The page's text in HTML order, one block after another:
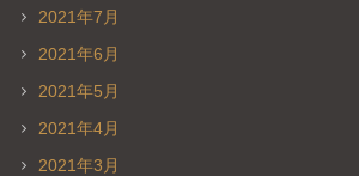
2021年7月
2021年6月
2021年5月
2021年4月
2021年3月